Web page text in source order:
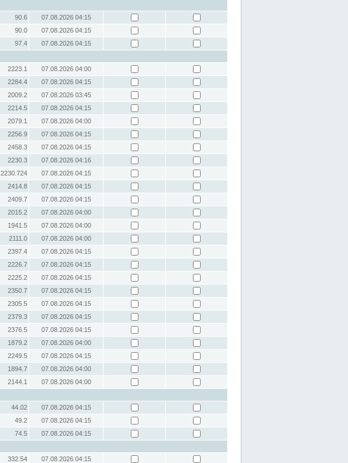
90.6
07.08.2026 04:15
90.0
07.08.2026 04:15
97.4
07.08.2026 04:15
2223.1
07.08.2026 04:00
2284.4
07.08.2026 04:15
2009.2
07.08.2026 03:45
2214.5
07.08.2026 04:15
2079.1
07.08.2026 04:00
2256.9
07.08.2026 04:15
2458.3
07.08.2026 04:15
2230.3
07.08.2026 04:16
2230.724
07.08.2026 04:15
2414.8
07.08.2026 04:15
2409.7
07.08.2026 04:15
2015.2
07.08.2026 04:00
1941.5
07.08.2026 04:00
2111.0
07.08.2026 04:00
2397.4
07.08.2026 04:15
2226.7
07.08.2026 04:15
2225.2
07.08.2026 04:15
2350.7
07.08.2026 04:15
2305.5
07.08.2026 04:15
2379.3
07.08.2026 04:15
2376.5
07.08.2026 04:15
1879.2
07.08.2026 04:00
2249.5
07.08.2026 04:15
1894.7
07.08.2026 04:00
2144.1
07.08.2026 04:00
44.02
07.08.2026 04:15
49.2
07.08.2026 04:15
74.5
07.08.2026 04:15
332.54
07.08.2026 04:15